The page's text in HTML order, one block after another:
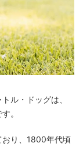
ル・ドッグは、
。
おり、1800年代頃